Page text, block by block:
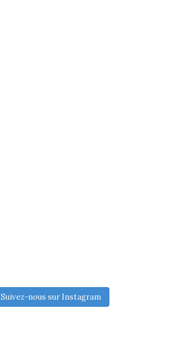
Suivez-nous sur Instagram